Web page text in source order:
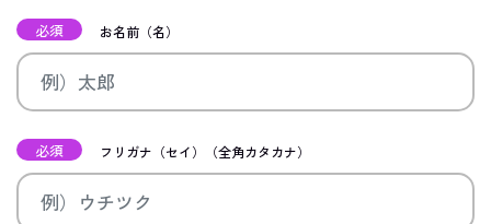
必須 お名前（名）
必須 フリガナ（セイ）（全角カタカナ）